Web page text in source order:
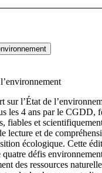
sur l’État de
les 4 ans par le CGDD,
fiables et
lecture et de
écologique. Cette
quatre défis
des ressources